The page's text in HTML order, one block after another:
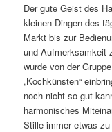
Der gute Geist des
kleinen Dingen des
Markt bis zur
und Aufmerksamkeit
wurde von der
„Kochkünsten“
noch nicht so gut
harmonisches
Stille immer etwas